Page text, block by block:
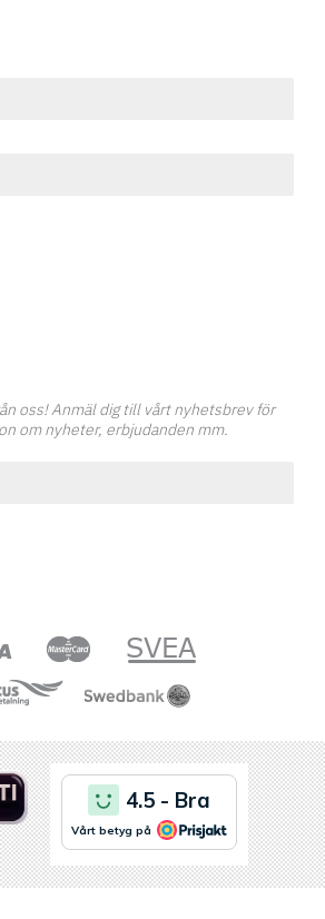
oss! Anmäl dig till vårt nyhetsbrev för
om nyheter, erbjudanden mm.